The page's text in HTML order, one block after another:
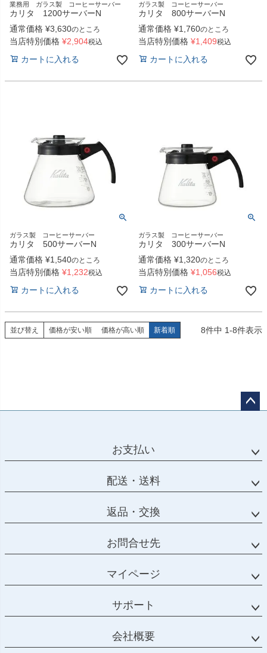
業務用 ガラス製 コーヒーサーバー
カリタ 1200サーバーN
通常価格 ¥3,630のところ
当店特別価格 ¥2,904税込
カートに入れる
ガラス製 コーヒーサーバー
カリタ 800サーバーN
通常価格 ¥1,760のところ
当店特別価格 ¥1,409税込
カートに入れる
ガラス製 コーヒーサーバー
カリタ 500サーバーN
通常価格 ¥1,540のところ
当店特別価格 ¥1,232税込
カートに入れる
ガラス製 コーヒーサーバー
カリタ 300サーバーN
通常価格 ¥1,320のところ
当店特別価格 ¥1,056税込
カートに入れる
並び替え 価格が安い順 価格が高い順 新着順 8件中 1-8件表示
お支払い
配送・送料
返品・交換
お問合せ先
マイページ
サポート
会社概要